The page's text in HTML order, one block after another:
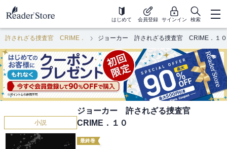
はじめて 会員登録 サインイン 検索
許されざる捜査官 CRIME． ジョーカー 許されざる捜査官 CRIME．１０
小説
ジョーカー 許されざる捜査官
CRIME．１０
最終巻